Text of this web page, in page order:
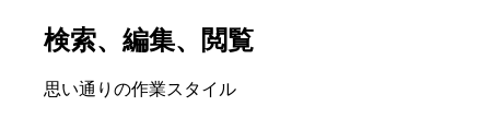
検索、編集、閲覧
思い通りの作業スタイル